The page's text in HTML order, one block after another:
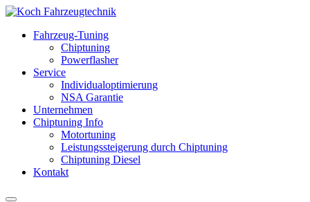
Fahrzeug-Tuning
Chiptuning
Powerflasher
Service
Individualoptimierung
NSA Garantie
Unternehmen
Chiptuning Info
Motortuning
Leistungssteigerung durch Chiptuning
Chiptuning Diesel
Kontakt